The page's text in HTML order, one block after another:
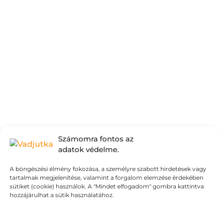
Számomra fontos az
adatok védelme.
A böngészési élmény fokozása, a személyre szabott hirdetések vagy
tartalmak megjelenítése, valamint a forgalom elemzése érdekében
sütiket (cookie) használok. A "Mindet elfogadom" gombra kattintva
hozzájárulhat a sütik használatához.
Ne kockáztass!
2026.05.06.